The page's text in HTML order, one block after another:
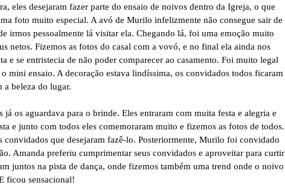
eles desejaram fazer parte do ensaio de noivos dentro da Igreja, o que
foto muito especial. A avó de Murilo infelizmente não consegue sair de
irmos pessoalmente lá visitar ela. Chegando lá, foi uma emoção muito
netos. Fizemos as fotos do casal com a vovó, e no final ela ainda nos
se entristecia de não poder comparecer ao casamento. Foi muito legal
mini ensaio. A decoração estava lindíssima, os convidados todos ficaram
a beleza do lugar.
os aguardava para o brinde. Eles entraram com muita festa e alegria e
e junto com todos eles comemoraram muito e fizemos as fotos de todos.
que desejaram fazê-lo. Posteriormente, Murilo foi convidado
Amanda preferiu cumprimentar seus convidados e aproveitar para curtir
juntos na pista de dança, onde fizemos também uma trend onde o noivo
ficou sensacional!